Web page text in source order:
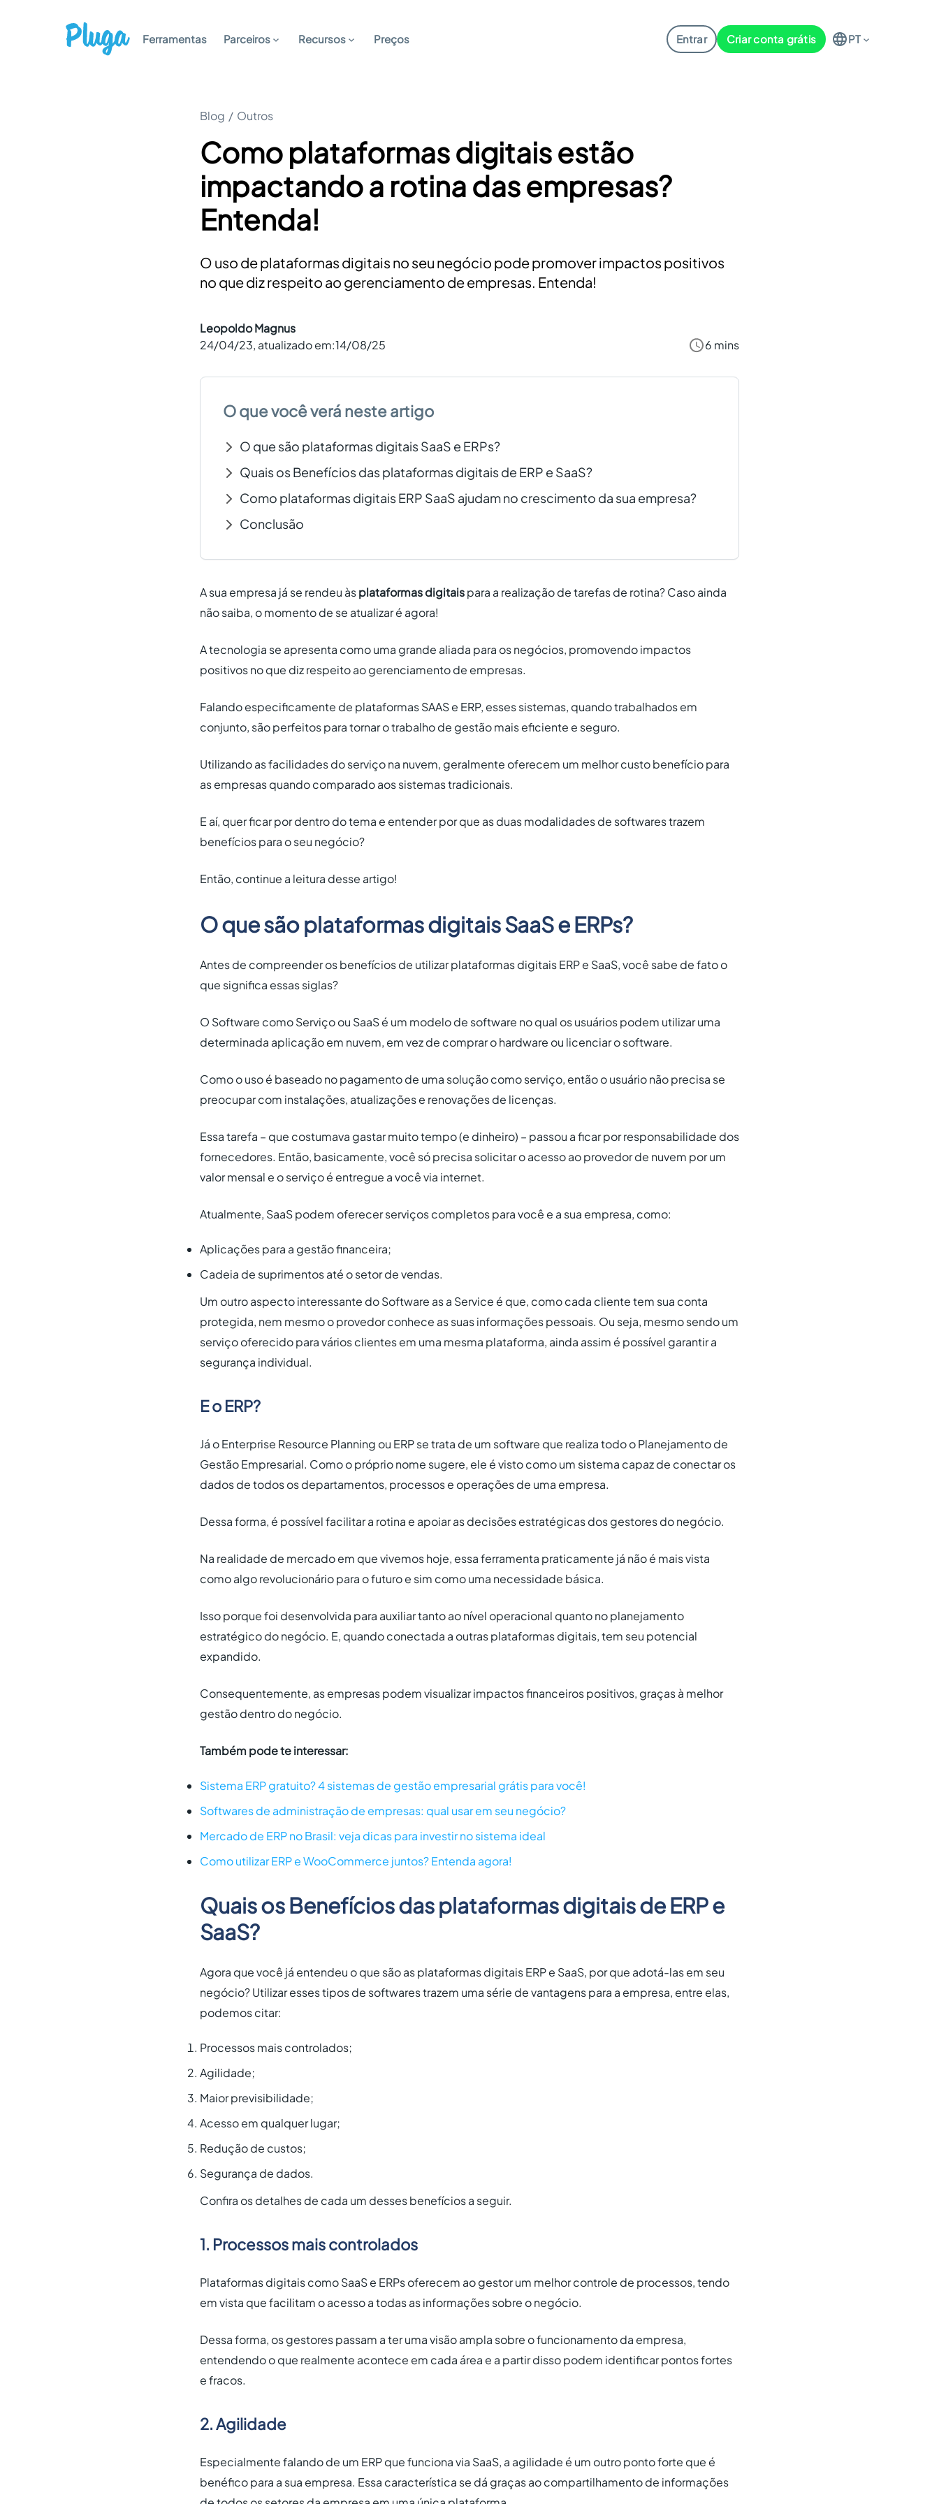
Ferramentas Parceiros Recursos Preços Entrar Criar conta grátis PT
Blog / Outros
Como plataformas digitais estão
impactando a rotina das empresas?
Entenda!
O uso de plataformas digitais no seu negócio pode promover impactos positivos
no que diz respeito ao gerenciamento de empresas. Entenda!
Leopoldo Magnus
24/04/23, atualizado em:14/08/25 6 mins
O que você verá neste artigo
O que são plataformas digitais SaaS e ERPs?
Quais os Benefícios das plataformas digitais de ERP e SaaS?
Como plataformas digitais ERP SaaS ajudam no crescimento da sua empresa?
Conclusão
A sua empresa já se rendeu àsplataformas digitaispara a realização de tarefas de rotina? Caso ainda
não saiba, o momento de se atualizar é agora!
A tecnologia se apresenta como uma grande aliada para os negócios, promovendo impactos
positivos no que diz respeito ao gerenciamento de empresas.
Falando especificamente de plataformas SAAS e ERP, esses sistemas, quando trabalhados em
conjunto, são perfeitos para tornar o trabalho de gestão mais eficiente e seguro.
Utilizando as facilidades do serviço na nuvem, geralmente oferecem um melhor custo benefício para
as empresas quando comparado aos sistemas tradicionais.
E aí, quer ficar por dentro do tema e entender por que as duas modalidades de softwares trazem
benefícios para o seu negócio?
Então, continue a leitura desse artigo!
O que são plataformas digitais SaaS e ERPs?
Antes de compreender os benefícios de utilizar plataformas digitais ERP e SaaS, você sabe de fato o
que significa essas siglas?
O Software como Serviço ou SaaS é um modelo de software no qual os usuários podem utilizar uma
determinada aplicação em nuvem, em vez de comprar o hardware ou licenciar o software.
Como o uso é baseado no pagamento de uma solução como serviço, então o usuário não precisa se
preocupar com instalações, atualizações e renovações de licenças.
Essa tarefa – que costumava gastar muito tempo (e dinheiro) – passou a ficar por responsabilidade dos
fornecedores. Então, basicamente, você só precisa solicitar o acesso ao provedor de nuvem por um
valor mensal e o serviço é entregue a você via internet.
Atualmente, SaaS podem oferecer serviços completos para você e a sua empresa, como:
Aplicações para a gestão financeira;
Cadeia de suprimentos até o setor de vendas.
Um outro aspecto interessante do Software as a Service é que, como cada cliente tem sua conta
protegida, nem mesmo o provedor conhece as suas informações pessoais. Ou seja, mesmo sendo um
serviço oferecido para vários clientes em uma mesma plataforma, ainda assim é possível garantir a
segurança individual.
E o ERP?
Já o Enterprise Resource Planning ou ERP se trata de um software que realiza todo o Planejamento de
Gestão Empresarial. Como o próprio nome sugere, ele é visto como um sistema capaz de conectar os
dados de todos os departamentos, processos e operações de uma empresa.
Dessa forma, é possível facilitar a rotina e apoiar as decisões estratégicas dos gestores do negócio.
Na realidade de mercado em que vivemos hoje, essa ferramenta praticamente já não é mais vista
como algo revolucionário para o futuro e sim como uma necessidade básica.
Isso porque foi desenvolvida para auxiliar tanto ao nível operacional quanto no planejamento
estratégico do negócio. E, quando conectada a outras plataformas digitais, tem seu potencial
expandido.
Consequentemente, as empresas podem visualizar impactos financeiros positivos, graças à melhor
gestão dentro do negócio.
Também pode te interessar:
Sistema ERP gratuito? 4 sistemas de gestão empresarial grátis para você!
Softwares de administração de empresas: qual usar em seu negócio?
Mercado de ERP no Brasil: veja dicas para investir no sistema ideal
Como utilizar ERP e WooCommerce juntos? Entenda agora!
Quais os Benefícios das plataformas digitais de ERP e
SaaS?
Agora que você já entendeu o que são as plataformas digitais ERP e SaaS, por que adotá-las em seu
negócio? Utilizar esses tipos de softwares trazem uma série de vantagens para a empresa, entre elas,
podemos citar:
Processos mais controlados;
Agilidade;
Maior previsibilidade;
Acesso em qualquer lugar;
Redução de custos;
Segurança de dados.
Confira os detalhes de cada um desses benefícios a seguir.
1. Processos mais controlados
Plataformas digitais como SaaS e ERPs oferecem ao gestor um melhor controle de processos, tendo
em vista que facilitam o acesso a todas as informações sobre o negócio.
Dessa forma, os gestores passam a ter uma visão ampla sobre o funcionamento da empresa,
entendendo o que realmente acontece em cada área e a partir disso podem identificar pontos fortes
e fracos.
2. Agilidade
Especialmente falando de um ERP que funciona via SaaS, a agilidade é um outro ponto forte que é
benéfico para a sua empresa. Essa característica se dá graças ao compartilhamento de informações